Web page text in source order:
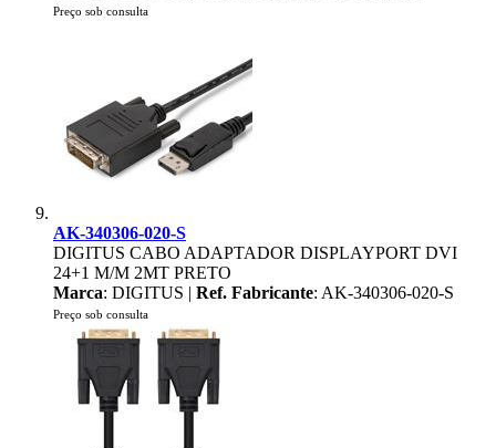
Preço sob consulta
AK-340306-020-S
DIGITUS CABO ADAPTADOR DISPLAYPORT DVI
24+1 M/M 2MT PRETO
Marca: DIGITUS | Ref. Fabricante: AK-340306-020-S
Preço sob consulta